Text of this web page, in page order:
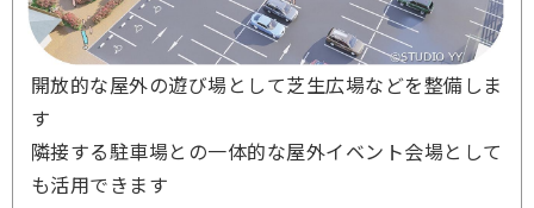
開放的な屋外の遊び場として芝生広場などを整備しま
す
隣接する駐車場との一体的な屋外イベント会場として
も活用できます